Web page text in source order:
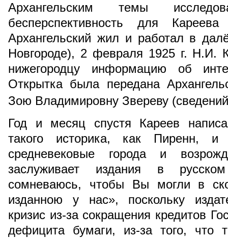
Архангельским темы
бесперспективность для
Архангельский жил и работал в
Новгороде), 2 февраля 1925 г. Н.И.
нижегородцу информацию об
Открытка была передана
Зою Владимировну Звереву
Год и месяц спустя Кареев
такого историка, как Пиренн,
средневековые города и
заслуживает издания в
сомневаюсь, чтобы Вы могли в
изданною у нас», поскольку
кризис из-за сокращения кредитов
дефицита бумаги, из-за того, что